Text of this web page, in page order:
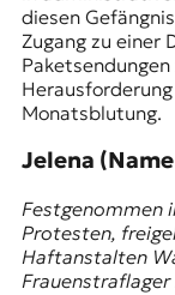
diesen
Zugang zu einer
Monatsblutung.
Jelena
Festgenommen
Protesten,
Haftanstalten
Frauenstraflager